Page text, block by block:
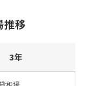
推移
3年